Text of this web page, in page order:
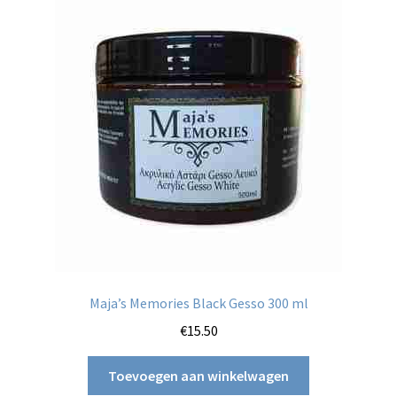
Maja’s Memories Black Gesso 300 ml
€15.50
Toevoegen aan winkelwagen